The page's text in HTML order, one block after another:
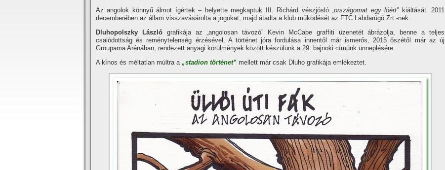
Az angolok könnyű álmot í­gértek – helyette megkaptuk III. Richárd vészjósló„országomat egy lóért”kiáltását. 2011
decemberében az állam visszavásárolta a jogokat, majd átadta a klub működését az FTC Labdarúgó Zrt.-nek.
Dluhopolszky Lászlógrafikája az „angolosan távozó” Kevin McCabe graffiti üzenetét ábrázolja, benne a teljes
csalódottság és reménytelenség érzésével. A történet jóra fordulása innentől már ismerős, 2015 őszétől már az új
Groupama Arénában, rendezett anyagi körülmények között készülünk a 29. bajnoki cí­münk ünneplésére.
A kí­nos és méltatlan múltra a „stadion történet” mellett már csak Dluho grafikája emlékeztet.